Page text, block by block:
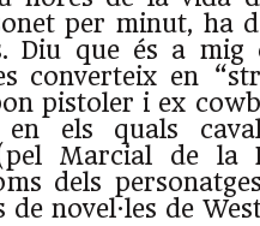
per minut, ha
Diu que és a
converteix en
pistoler i ex
en els quals
Marcial de la
dels
novel·les de